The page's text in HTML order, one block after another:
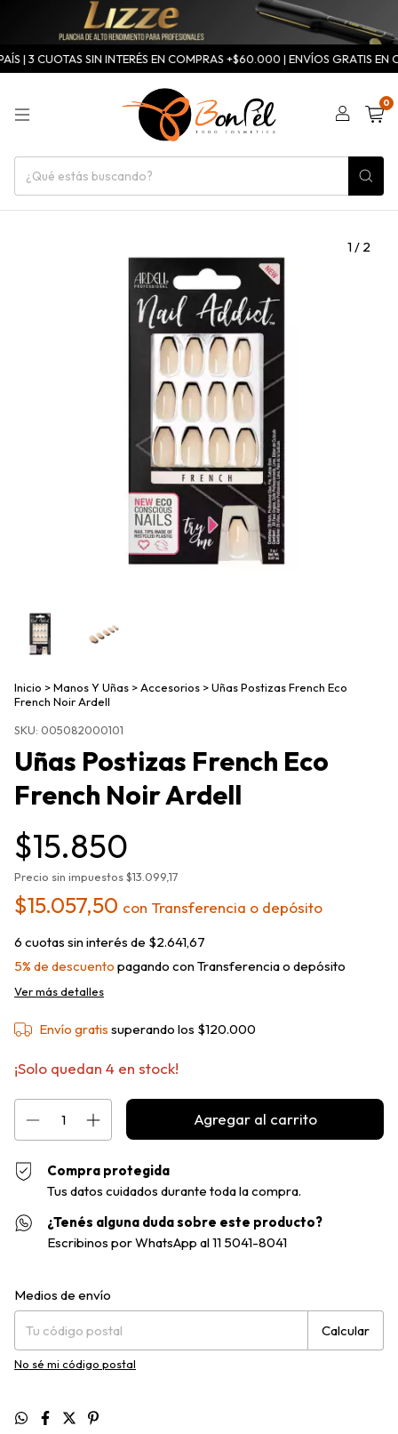
| 3 CUOTAS SIN INTERÉS EN COMPRAS +$60.000 | ENVÍOS GRATIS EN
0
1/ 2
Inicio >Manos Y Uñas >Accesorios >Uñas Postizas French Eco
French Noir Ardell
SKU: 005082000101
Uñas Postizas French Eco
French Noir Ardell
$15.850
Precio sin impuestos$13.099,17
$15.057,50 con Transferencia o depósito
6 cuotas sin interés de $2.641,67
5% de descuento pagando con Transferencia o depósito
Ver más detalles
Envío gratis superando los $120.000
¡Solo quedan 4 en stock!
Compra protegida
Tus datos cuidados durante toda la compra.
¿Tenés alguna duda sobre este producto?
Escribinos por WhatsApp al 11 5041-8041
Entregas para el CP:
Medios de envío
Calcular
No sé mi código postal